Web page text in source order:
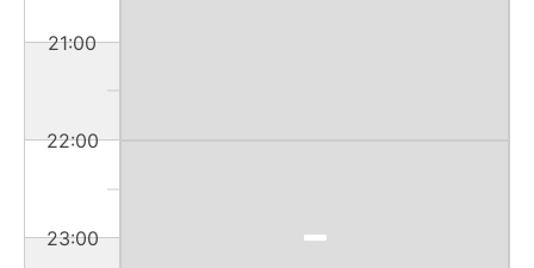
21:00
22:00
23:00